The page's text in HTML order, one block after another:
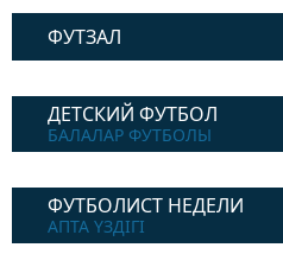
ФУТЗАЛ
ДЕТСКИЙ ФУТБОЛ
БАЛАЛАР ФУТБОЛЫ
ФУТБОЛИСТ НЕДЕЛИ
АПТА ҮЗДІГІ